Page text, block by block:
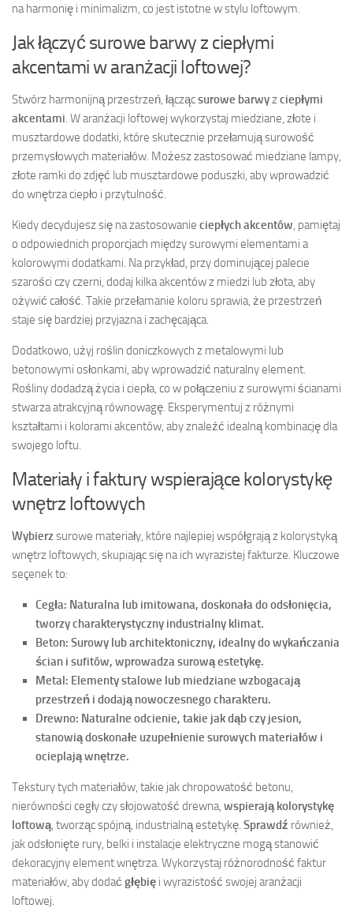
na harmonię i minimalizm, co jest istotne w stylu loftowym.
Jak łączyć surowe barwy z ciepłymi
akcentami w aranżacji loftowej?
Stwórz harmonijną przestrzeń, łączącsurowe barwyzciepłymi
akcentami . W aranżacji loftowej wykorzystaj miedziane, złote i
musztardowe dodatki, które skutecznie przełamują surowość
przemysłowych materiałów. Możesz zastosować miedziane lampy,
złote ramki do zdjęć lub musztardowe poduszki, aby wprowadzić
do wnętrza ciepło i przytulność.
Kiedy decydujesz się na zastosowanie ciepłych akcentów , pamiętaj
o odpowiednich proporcjach między surowymi elementami a
kolorowymi dodatkami. Na przykład, przy dominującej palecie
szarości czy czerni, dodaj kilka akcentów z miedzi lub złota, aby
ożywić całość. Takie przełamanie koloru sprawia, że przestrzeń
staje się bardziej przyjazna i zachęcająca.
Dodatkowo, użyj roślin doniczkowych z metalowymi lub
betonowymi osłonkami, aby wprowadzić naturalny element.
Rośliny dodadzą życia i ciepła, co w połączeniu z surowymi ścianami
stwarza atrakcyjną równowagę. Eksperymentuj z różnymi
kształtami i kolorami akcentów, aby znaleźć idealną kombinację dla
swojego loftu.
Materiały i faktury wspierające kolorystykę
wnętrz loftowych
Wybierzsurowe materiały, które najlepiej współgrają z kolorystyką
wnętrz loftowych, skupiając się na ich wyrazistej fakturze. Kluczowe
seçenek to:
Cegła: Naturalna lub imitowana, doskonała do odsłonięcia,
tworzy charakterystyczny industrialny klimat.
Beton: Surowy lub architektoniczny, idealny do wykańczania
ścian i sufitów, wprowadza surową estetykę.
Metal: Elementy stalowe lub miedziane wzbogacają
przestrzeń i dodają nowoczesnego charakteru.
Drewno: Naturalne odcienie, takie jak dąb czy jesion,
stanowią doskonałe uzupełnienie surowych materiałów i
ocieplają wnętrze.
Tekstury tych materiałów, takie jak chropowatość betonu,
nierówności cegły czy słojowatość drewna, wspierają kolorystykę
loftową , tworząc spójną, industrialną estetykę. Sprawdź również,
jak odsłonięte rury, belki i instalacje elektryczne mogą stanowić
dekoracyjny element wnętrza. Wykorzystaj różnorodność faktur
materiałów, aby dodać głębię i wyrazistość swojej aranżacji
loftowej.